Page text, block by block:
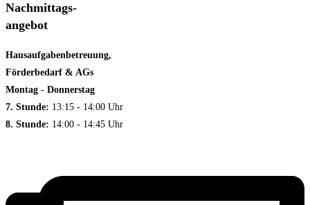
Nachmittags-
angebot
Hausaufgabenbetreuung,
Förderbedarf & AGs
Montag - Donnerstag
7. Stunde: 13:15 - 14:00 Uhr
8. Stunde: 14:00 - 14:45 Uhr